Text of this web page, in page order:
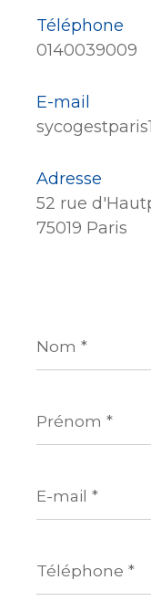
Téléphone
0140039009
E-mail
Adresse
52 rue
75019 Paris
*
*
mail
*
*